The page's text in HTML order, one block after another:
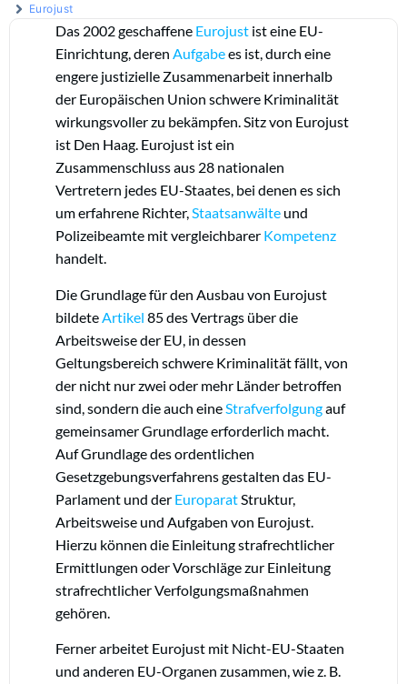
Eurojust
Das 2002 geschaffene Eurojust ist eine EU-
Einrichtung, deren Aufgabees ist, durch eine
engere justizielle Zusammenarbeit innerhalb
der Europäischen Union schwere Kriminalität
wirkungsvoller zu bekämpfen. Sitz von Eurojust
ist Den Haag. Eurojust ist ein
Zusammenschluss aus 28 nationalen
Vertretern jedes EU-Staates, bei denen es sich
um erfahrene Richter,Staatsanwälte und
Polizeibeamte mit vergleichbarer Kompetenz
handelt.
Die Grundlage für den Ausbau von Eurojust
bildeteArtikel 85 des Vertrags über die
Arbeitsweise der EU, in dessen
Geltungsbereich schwere Kriminalität fällt, von
der nicht nur zwei oder mehr Länder betroffen
sind, sondern die auch eineStrafverfolgungauf
gemeinsamer Grundlage erforderlich macht.
Auf Grundlage des ordentlichen
Gesetzgebungsverfahrens gestalten das EU-
Parlament und der EuroparatStruktur,
Arbeitsweise und Aufgaben von Eurojust.
Hierzu können die Einleitung strafrechtlicher
Ermittlungen oder Vorschläge zur Einleitung
strafrechtlicher Verfolgungsmaßnahmen
gehören.
Ferner arbeitet Eurojust mit Nicht-EU-Staaten
und anderen EU-Organen zusammen, wie z. B.